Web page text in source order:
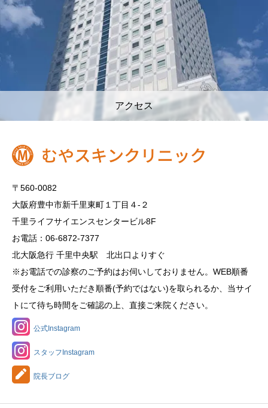
アクセス
〒560-0082
大阪府豊中市新千里東町１丁目４‐２
千里ライフサイエンスセンタービル8F
お電話：06-6872-7377
北大阪急行 千里中央駅 北出口よりすぐ
※お電話での診察のご予約はお伺いしておりません。WEB順番
受付をご利用いただき順番(予約ではない)を取られるか、当サイ
トにて待ち時間をご確認の上、直接ご来院ください。
公式Instagram
スタッフInstagram
院長ブログ